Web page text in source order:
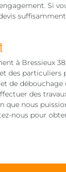
Si
à Bressieux
des particuliers
de débouchage
des
que nous
nous pour